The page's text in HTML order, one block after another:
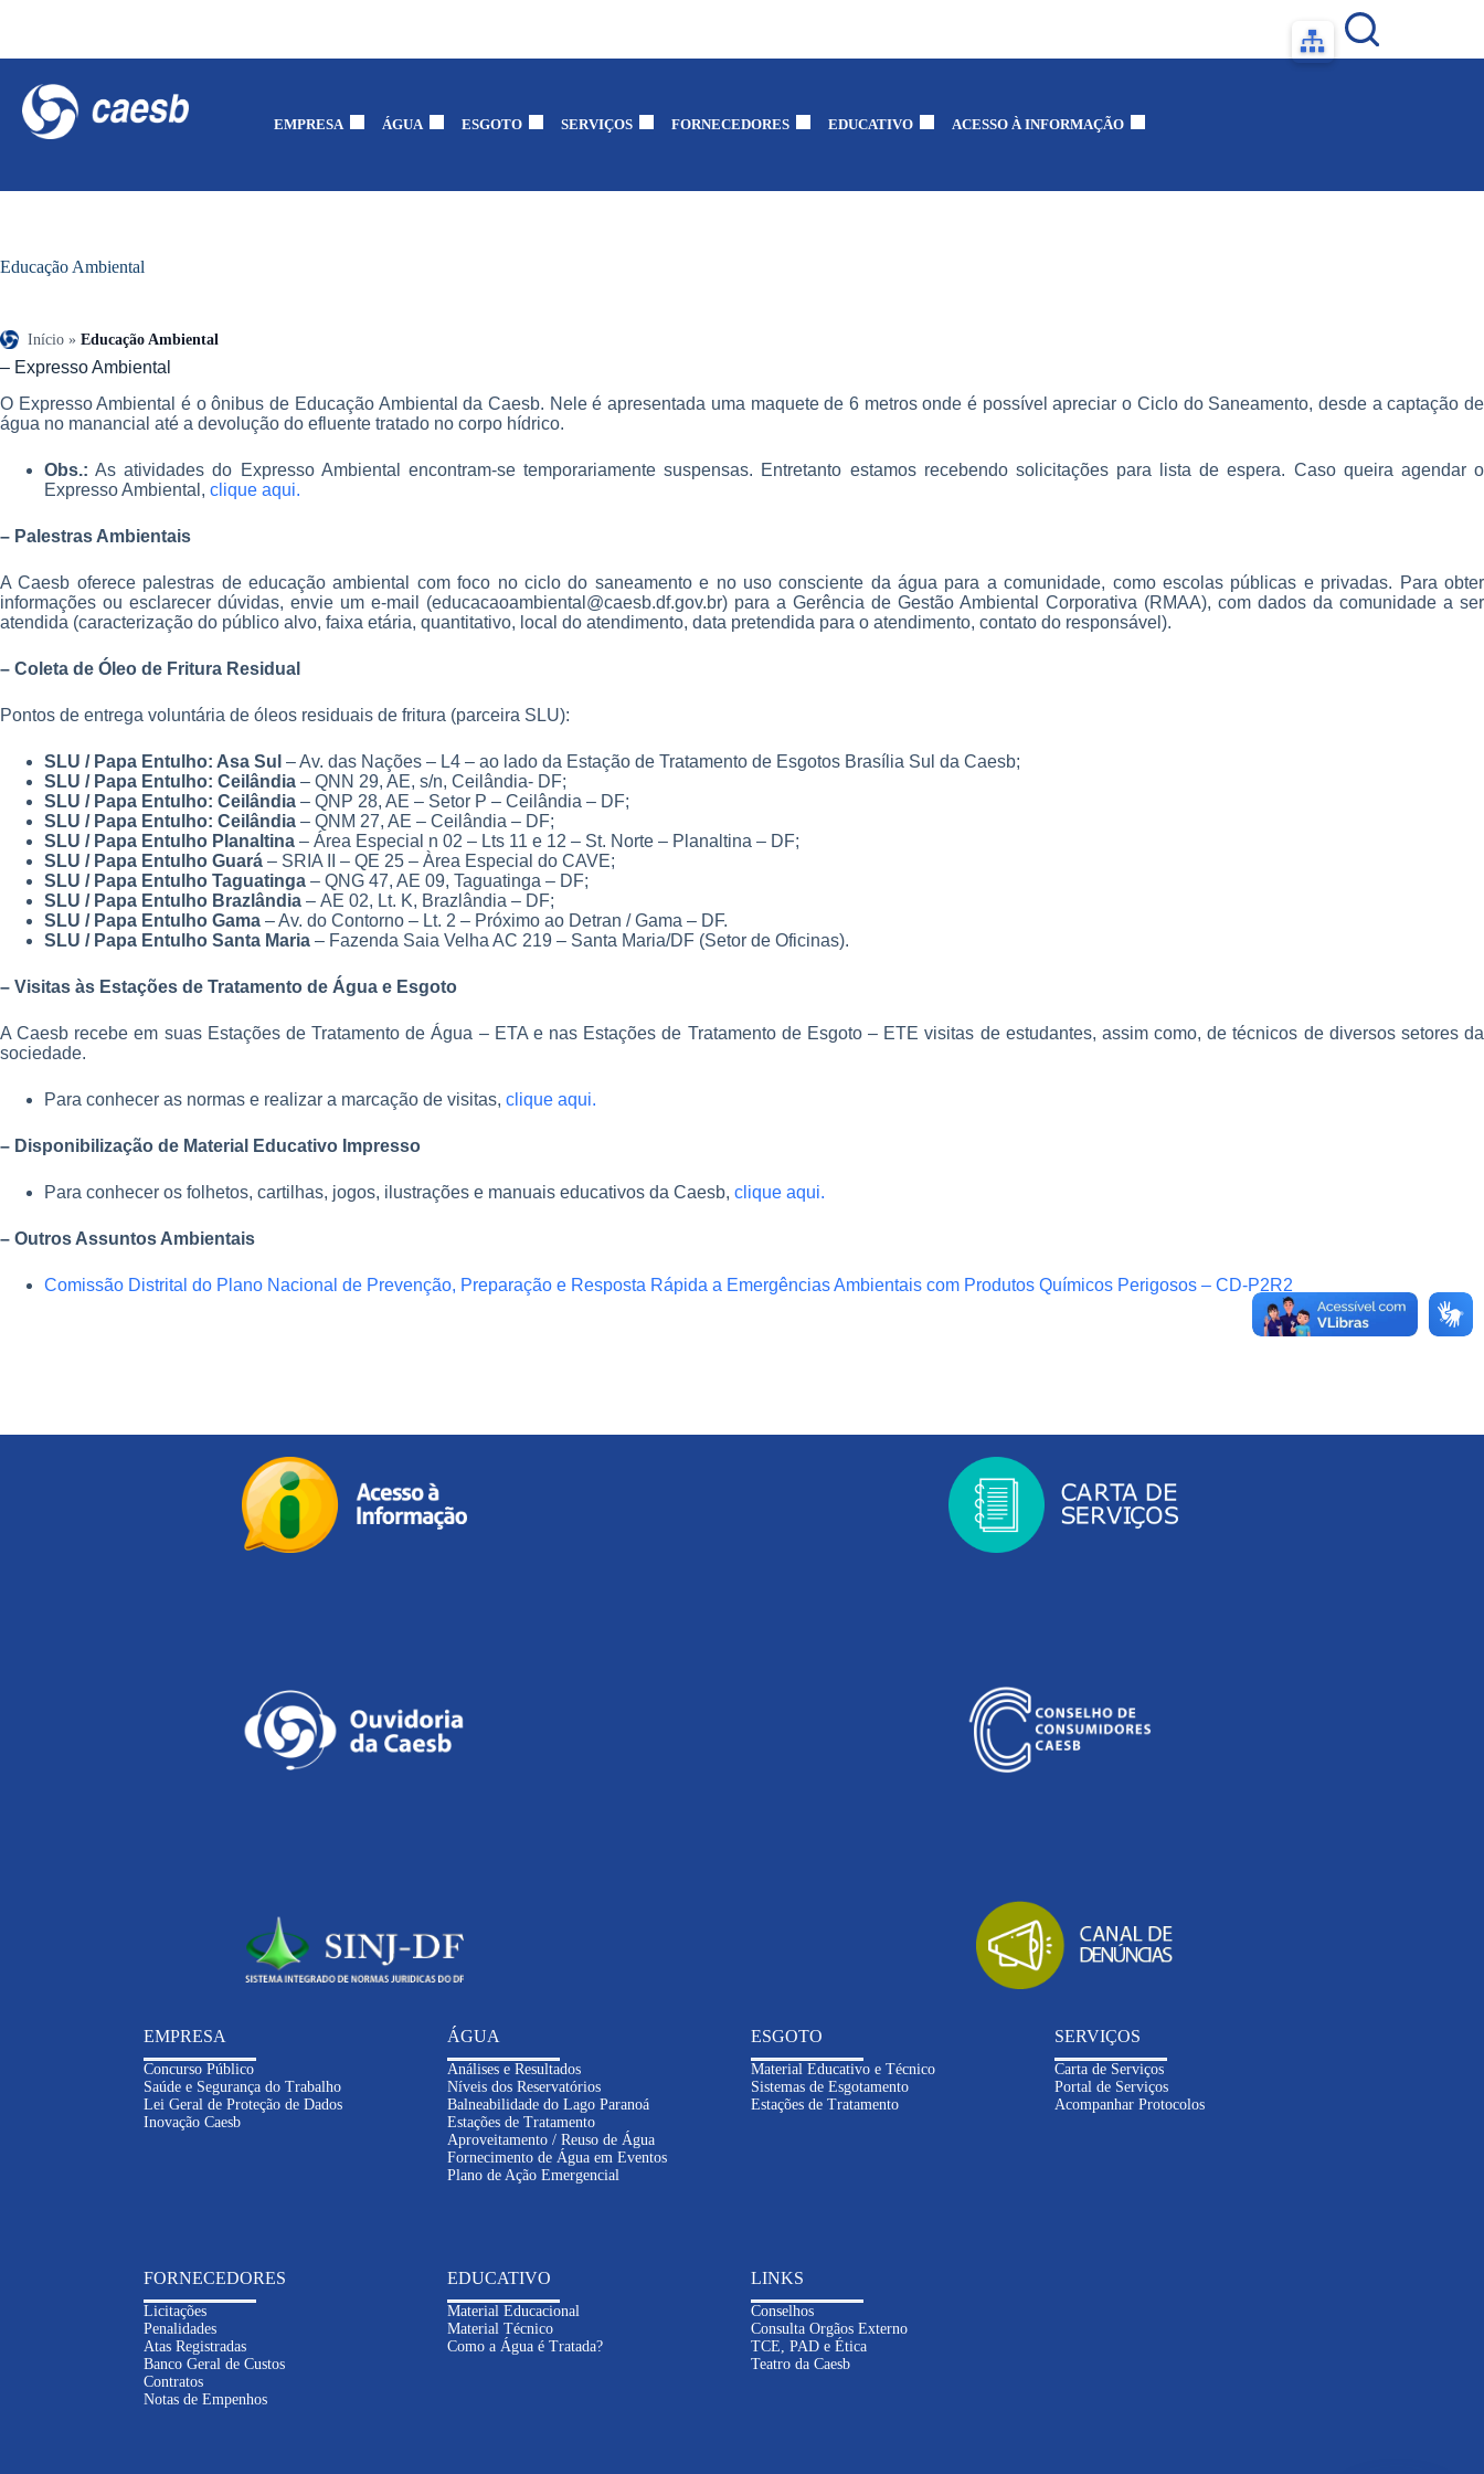
EMPRESA ÁGUA ESGOTO SERVIÇOS FORNECEDORES EDUCATIVO ACESSO À INFORMAÇÃO
Educação Ambiental
Início » Educação Ambiental
– Expresso Ambiental
O Expresso Ambiental é o ônibus de Educação Ambiental da Caesb. Nele é apresentada uma maquete de 6 metros onde é possível apreciar o Ciclo do Saneamento, desde a captação de
água no manancial até a devolução do efluente tratado no corpo hídrico.
Obs.: As atividades do Expresso Ambiental encontram-se temporariamente suspensas. Entretanto estamos recebendo solicitações para lista de espera. Caso queira agendar o
Expresso Ambiental, clique aqui.
– Palestras Ambientais
A Caesb oferece palestras de educação ambiental com foco no ciclo do saneamento e no uso consciente da água para a comunidade, como escolas públicas e privadas. Para obter
informações ou esclarecer dúvidas, envie um e-mail (educacaoambiental@caesb.df.gov.br) para a Gerência de Gestão Ambiental Corporativa (RMAA), com dados da comunidade a ser
atendida (caracterização do público alvo, faixa etária, quantitativo, local do atendimento, data pretendida para o atendimento, contato do responsável).
– Coleta de Óleo de Fritura Residual
Pontos de entrega voluntária de óleos residuais de fritura (parceira SLU):
SLU / Papa Entulho: Asa Sul – Av. das Nações – L4 – ao lado da Estação de Tratamento de Esgotos Brasília Sul da Caesb;
SLU / Papa Entulho: Ceilândia – QNN 29, AE, s/n, Ceilândia- DF;
SLU / Papa Entulho: Ceilândia – QNP 28, AE – Setor P – Ceilândia – DF;
SLU / Papa Entulho: Ceilândia – QNM 27, AE – Ceilândia – DF;
SLU / Papa Entulho Planaltina – Área Especial n 02 – Lts 11 e 12 – St. Norte – Planaltina – DF;
SLU / Papa Entulho Guará – SRIA II – QE 25 – Àrea Especial do CAVE;
SLU / Papa Entulho Taguatinga – QNG 47, AE 09, Taguatinga – DF;
SLU / Papa Entulho Brazlândia – AE 02, Lt. K, Brazlândia – DF;
SLU / Papa Entulho Gama – Av. do Contorno – Lt. 2 – Próximo ao Detran / Gama – DF.
SLU / Papa Entulho Santa Maria – Fazenda Saia Velha AC 219 – Santa Maria/DF (Setor de Oficinas).
– Visitas às Estações de Tratamento de Água e Esgoto
A Caesb recebe em suas Estações de Tratamento de Água – ETA e nas Estações de Tratamento de Esgoto – ETE visitas de estudantes, assim como, de técnicos de diversos setores da
sociedade.
Para conhecer as normas e realizar a marcação de visitas, clique aqui.
– Disponibilização de Material Educativo Impresso
Para conhecer os folhetos, cartilhas, jogos, ilustrações e manuais educativos da Caesb, clique aqui.
– Outros Assuntos Ambientais
Comissão Distrital do Plano Nacional de Prevenção, Preparação e Resposta Rápida a Emergências Ambientais com Produtos Químicos Perigosos – CD-P2R2
EMPRESA
Concurso Público
Saúde e Segurança do Trabalho
Lei Geral de Proteção de Dados
Inovação Caesb
ÁGUA
Análises e Resultados
Níveis dos Reservatórios
Balneabilidade do Lago Paranoá
Estações de Tratamento
Aproveitamento / Reuso de Água
Fornecimento de Água em Eventos
Plano de Ação Emergencial
ESGOTO
Material Educativo e Técnico
Sistemas de Esgotamento
Estações de Tratamento
SERVIÇOS
Carta de Serviços
Portal de Serviços
Acompanhar Protocolos
FORNECEDORES
Licitações
Penalidades
Atas Registradas
Banco Geral de Custos
Contratos
Notas de Empenhos
EDUCATIVO
Material Educacional
Material Técnico
Como a Água é Tratada?
LINKS
Conselhos
Consulta Orgãos Externo
TCE, PAD e Ética
Teatro da Caesb